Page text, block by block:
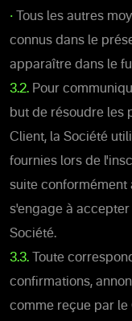
• Tous les autres
connus dans le
apparaître dans le
3.2. Pour
but de résoudre les
Client, la Société
fournies lors de
suite conformément
s'engage à
Société.
3.3. Toute
confirmations,
comme reçue par le